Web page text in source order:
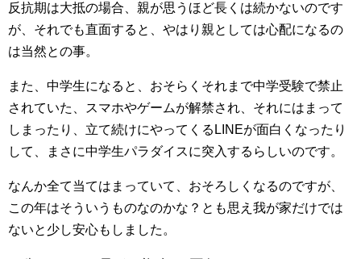
反抗期は大抵の場合、親が思うほど長くは続かないのです
が、それでも直面すると、やはり親としては心配になるの
は当然との事。
また、中学生になると、おそらくそれまで中学受験で禁止
されていた、スマホやゲームが解禁され、それにはまって
しまったり、立て続けにやってくるLINEが面白くなったり
して、まさに中学生パラダイスに突入するらしいのです。
なんか全て当てはまっていて、おそろしくなるのですが、
この年はそういうものなのかな？とも思え我が家だけでは
ないと少し安心もしました。